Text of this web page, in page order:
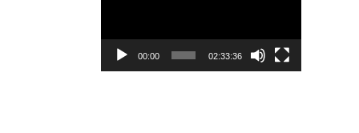
00:00 02:33:36